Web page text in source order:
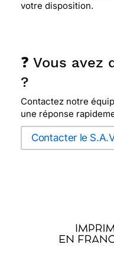
votre disposition.
❓ Vous
?
Contactez notre
une réponse
Contacter le